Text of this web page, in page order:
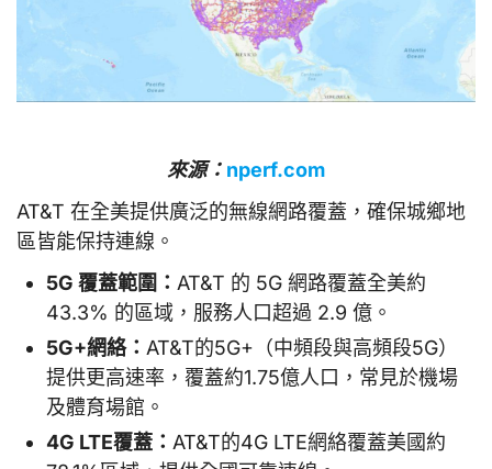
來源： nperf.com
AT&T 在全美提供廣泛的無線網路覆蓋，確保城鄉地
區皆能保持連線。
5G 覆蓋範圍： AT&T 的 5G 網路覆蓋全美約
43.3% 的區域，服務人口超過 2.9 億。
5G+網絡： AT&T的5G+（中頻段與高頻段5G）
提供更高速率，覆蓋約1.75億人口，常見於機場
及體育場館。
4G LTE覆蓋： AT&T的4G LTE網絡覆蓋美國約